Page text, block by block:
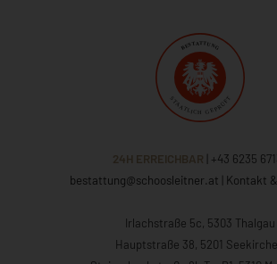
24H ERREICHBAR | +43 6235
bestattung@schoosleitner.at
Kontakt
Irlachstraße 5c, 5303 Thalgau
Hauptstraße 38, 5201